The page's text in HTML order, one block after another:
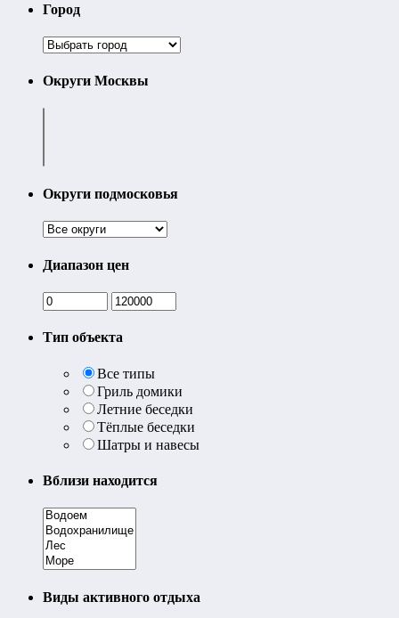
Город
Округи Москвы
Округи подмосковья
Диапазон цен
Тип объекта
Все типы
Гриль домики
Летние беседки
Тёплые беседки
Шатры и навесы
Вблизи находится
Виды активного отдыха